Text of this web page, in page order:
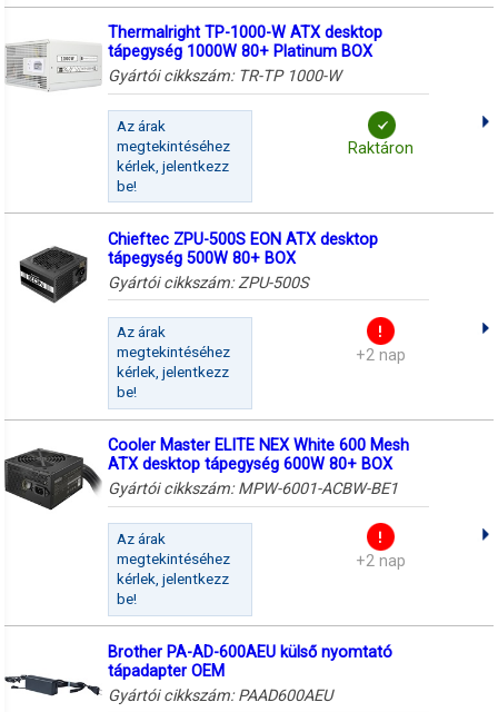
Thermalright TP-1000-W ATX desktop
tápegység 1000W 80+ Platinum BOX
Gyártói cikkszám: TR-TP 1000-W
Az árak
megtekintéséhez
kérlek, jelentkezz
be!
Raktáron
Chieftec ZPU-500S EON ATX desktop
tápegység 500W 80+ BOX
Gyártói cikkszám:ZPU-500S
Az árak
megtekintéséhez
kérlek, jelentkezz
be!
+2 nap
Cooler Master ELITE NEX White 600 Mesh
ATX desktop tápegység 600W 80+ BOX
Gyártói cikkszám: MPW-6001-ACBW-BE1
Az árak
megtekintéséhez
kérlek, jelentkezz
be!
+2 nap
Brother PA-AD-600AEU külső nyomtató
tápadapter OEM
Gyártói cikkszám: PAAD600AEU